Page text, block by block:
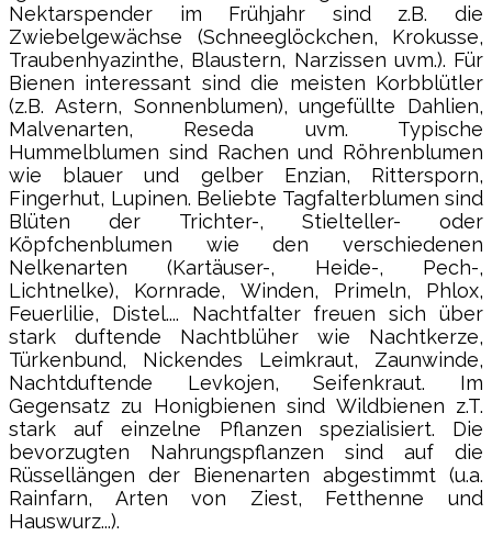
Nektarspender im Frühjahr sind z.B. die
Zwiebelgewächse (Schneeglöckchen, Krokusse,
Traubenhyazinthe, Blaustern, Narzissen uvm.). Für
Bienen interessant sind die meisten Korbblütler
(z.B. Astern, Sonnenblumen), ungefüllte Dahlien,
Malvenarten, Reseda uvm. Typische
Hummelblumen sind Rachen und Röhrenblumen
wie blauer und gelber Enzian, Rittersporn,
Fingerhut, Lupinen. Beliebte Tagfalterblumen sind
Blüten der Trichter-, Stielteller- oder
Köpfchenblumen wie den verschiedenen
Nelkenarten (Kartäuser-, Heide-, Pech-,
Lichtnelke), Kornrade, Winden, Primeln, Phlox,
Feuerlilie, Distel.... Nachtfalter freuen sich über
stark duftende Nachtblüher wie Nachtkerze,
Türkenbund, Nickendes Leimkraut, Zaunwinde,
Nachtduftende Levkojen, Seifenkraut. Im
Gegensatz zu Honigbienen sind Wildbienen z.T.
stark auf einzelne Pflanzen spezialisiert. Die
bevorzugten Nahrungspflanzen sind auf die
Rüssellängen der Bienenarten abgestimmt (u.a.
Rainfarn, Arten von Ziest, Fetthenne und
Hauswurz...).